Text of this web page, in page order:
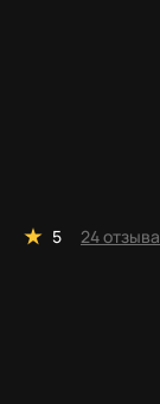
5 24 отзыва